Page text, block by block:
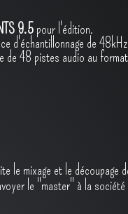
9.5 pour l'édition.
d'échantillonnage de
de 48 pistes audio au
le mixage et le
le "master" à la